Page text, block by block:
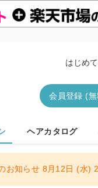
はじめ
会員登録 (
ヘアカタログ
お知らせ 8月12日 (水)